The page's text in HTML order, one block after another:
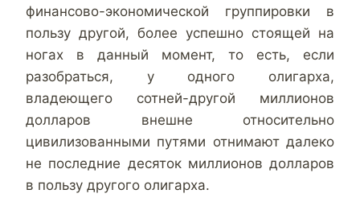
финансово-экономической группировки в
пользу другой, более успешно стоящей на
ногах в данный момент, то есть, если
разобраться, у одного олигарха,
владеющего сотней-другой миллионов
долларов внешне относительно
цивилизованными путями отнимают далеко
не последние десяток миллионов долларов
в пользу другого олигарха.